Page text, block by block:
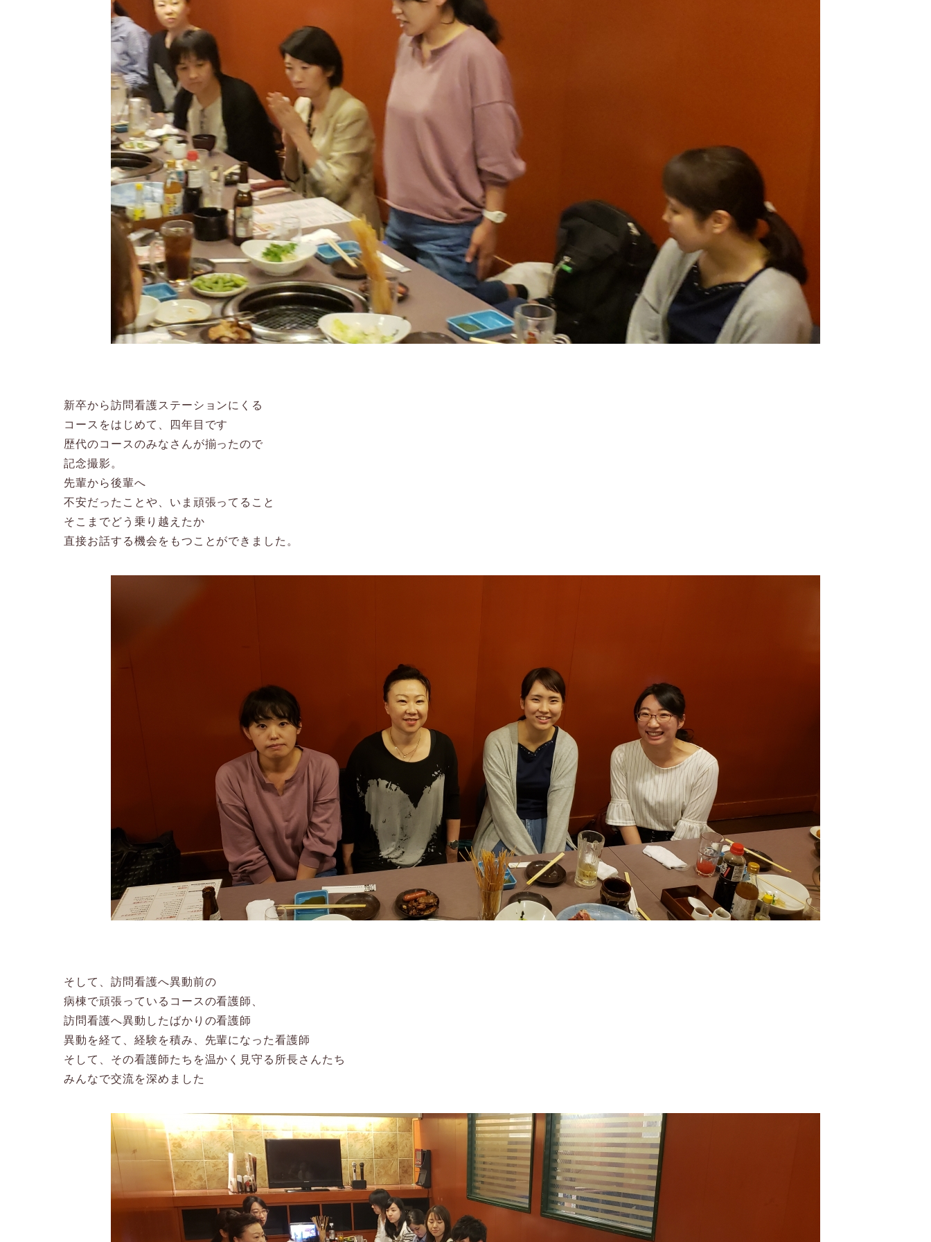
新卒から訪問看護ステーションにくる
コースをはじめて、四年目です
歴代のコースのみなさんが揃ったので
記念撮影。
先輩から後輩へ
不安だったことや、いま頑張ってること
そこまでどう乗り越えたか
直接お話する機会をもつことができました。
そして、訪問看護へ異動前の
病棟で頑張っているコースの看護師、
訪問看護へ異動したばかりの看護師
異動を経て、経験を積み、先輩になった看護師
そして、その看護師たちを温かく見守る所長さんたち
みんなで交流を深めました